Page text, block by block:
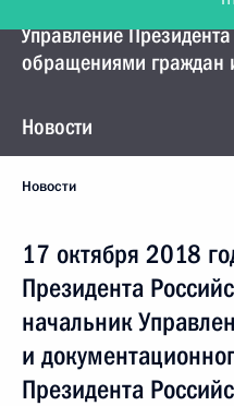
Управление
обращениями граждан
Новости
Новости
17 октября 2018
Президента
начальник
и
Президента